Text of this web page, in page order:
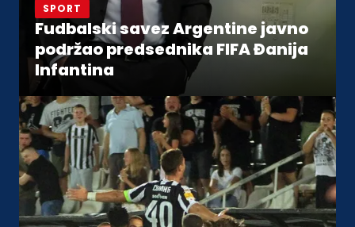
SPORT
Fudbalski savez Argentine javno
podržao predsednika FIFA Đanija
Infantina